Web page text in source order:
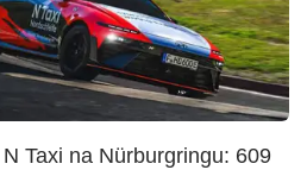
Taxi na Nürburgringu: 609